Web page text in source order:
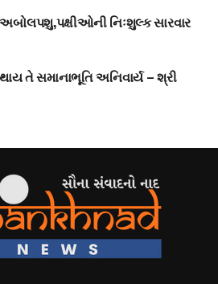
નિઃશુલ્ક સારવાર
તે સમાનાભૂતિ અનિવાર્ય – શ્રી